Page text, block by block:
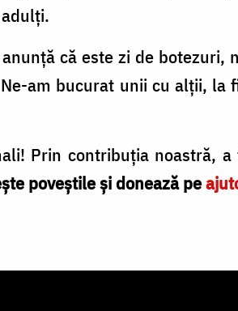
că este zi de botezuri,
am bucurat unii cu alții, la
Prin contribuția noastră,
poveștile și donează pe